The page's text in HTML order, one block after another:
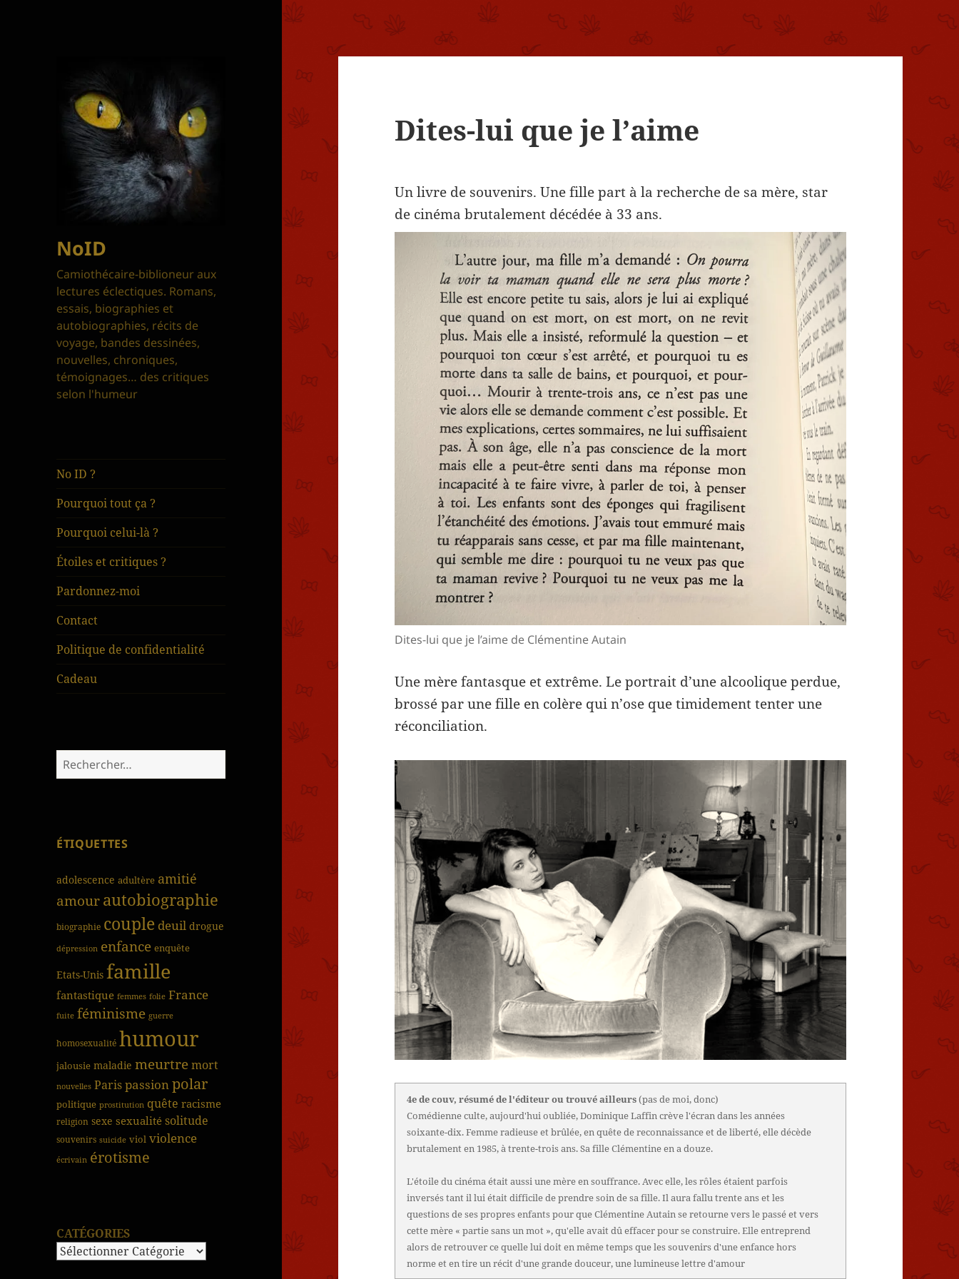
NoID
Camiothécaire-biblioneur aux
lectures éclectiques. Romans,
essais, biographies et
autobiographies, récits de
voyage, bandes dessinées,
nouvelles, chroniques,
témoignages… des critiques
selon l'humeur
No ID ?
Pourquoi tout ça ?
Pourquoi celui-là ?
Étoiles et critiques ?
Pardonnez-moi
Contact
Politique de confidentialité
Cadeau
Rechercher :
ÉTIQUETTES
adolescence adultère amitié
amourautobiographie
biographie couple deuil drogue
dépression enfance enquête
Etats-Unis famille
fantastique femmes folie France
fuite féminisme guerre
homosexualité humour
jalousie maladie meurtremort
nouvelles Parispassionpolar
politique prostitution quête racisme
religion sexe sexualité solitude
souvenirs suicide viol violence
écrivain érotisme
CATÉGORIES
Dites-lui que je l’aime
Un livre de souvenirs. Une fille part à la recherche de sa mère, star
de cinéma brutalement décédée à 33 ans.
Dites-lui que je l’aime de Clémentine Autain
Une mère fantasque et extrême. Le portrait d’une alcoolique perdue,
brossé par une fille en colère qui n’ose que timidement tenter une
réconciliation.
4e de couv, résumé de l'éditeur ou trouvé ailleurs(pas de moi, donc)
Comédienne culte, aujourd'hui oubliée, Dominique Laffin crève l'écran dans les années
soixante-dix. Femme radieuse et brûlée, en quête de reconnaissance et de liberté, elle décède
brutalement en 1985, à trente-trois ans. Sa fille Clémentine en a douze.
L'étoile du cinéma était aussi une mère en souffrance. Avec elle, les rôles étaient parfois
inversés tant il lui était difficile de prendre soin de sa fille. Il aura fallu trente ans et les
questions de ses propres enfants pour que Clémentine Autain se retourne vers le passé et vers
cette mère « partie sans un mot », qu'elle avait dû effacer pour se construire. Elle entreprend
alors de retrouver ce quelle lui doit en même temps que les souvenirs d'une enfance hors
norme et en tire un récit d'une grande douceur, une lumineuse lettre d'amour